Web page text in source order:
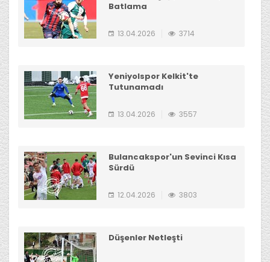
Batlama
13.04.2026 3714
Yeniyolspor Kelkit'te
Tutunamadı
13.04.2026 3557
Bulancakspor'un Sevinci Kısa
Sürdü
12.04.2026 3803
Düşenler Netleşti